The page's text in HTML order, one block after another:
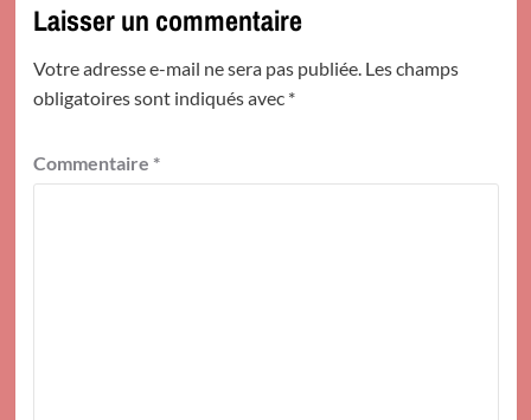
Laisser un commentaire
Votre adresse e-mail ne sera pas publiée. Les champs
obligatoires sont indiqués avec *
Commentaire *